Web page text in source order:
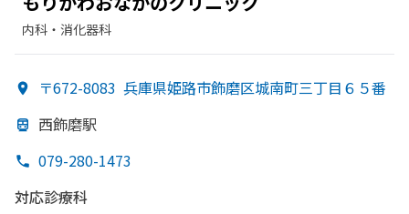
内科・​消化器科
〒672-8083 兵庫県姫路市飾磨区城南町三丁目６５番
西飾磨駅
079-280-1473
対応診療科